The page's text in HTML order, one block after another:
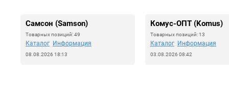
Самсон (Samson)
Товарных позиций: 49
Каталог Информация
08.08.2026 18:13
Комус-ОПТ (Komus)
Товарных позиций: 13
Каталог Информация
03.08.2026 08:42